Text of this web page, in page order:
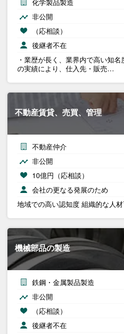
化学製品製造
非公開
（応相談）
後継者不在
・業歴が長く、業界内で高い知
の実績により、仕入先・販売…
不動産賃貸、売買、管理
不動産仲介
非公開
10億円（応相談）
会社の更なる発展のため
地域での高い認知度 組織的な人
機械部品の製造
鉄鋼・金属製品製造
非公開
（応相談）
後継者不在